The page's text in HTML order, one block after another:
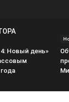
Новый день»